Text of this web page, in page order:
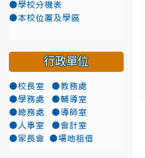
●學校分機表
●本校位置及學區
行政單位
●校長室
●教務處
●學務處
●輔導室
●總務處
●導師室
●人事室
●會計室
●家長會
●場地租借